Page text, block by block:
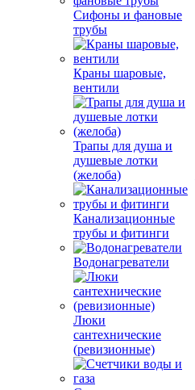
Сифоны и фановые
трубы
Краны шаровые,
вентили
Трапы для душа и
душевые лотки
(желоба)
Канализационные
трубы и фитинги
Водонагреватели
Люки
сантехнические
(ревизионные)